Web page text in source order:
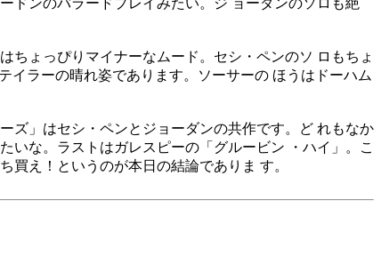
ドンのバラードプレイみたい。ジ ョーダンのソロも絶
ょっぴりマイナーなムード。セシ・ペンのソ ロもちょ
イラーの晴れ姿であります。ソーサーの ほうはドーハム
ズ」はセシ・ペンとジョーダンの共作です。ど れもなか
いな。ラストはガレスピーの「グルービン ・ハイ」。こ
え！というのが本日の結論でありま す。